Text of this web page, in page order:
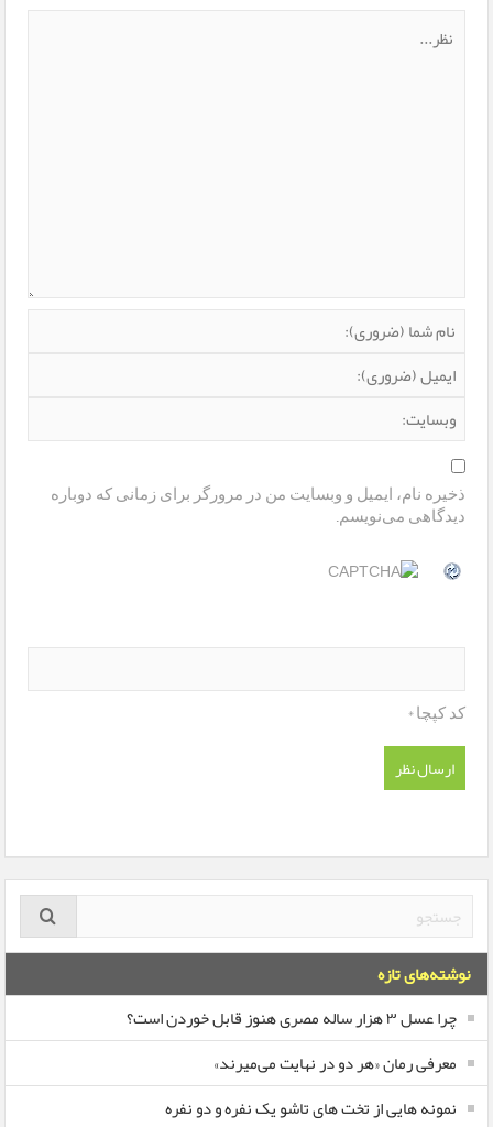
ذخیره نام، ایمیل و وبسایت من در مرورگر برای زمانی که دوباره
دیدگاهی می‌نویسم.
کد کپچا*
نوشته‌های تازه
چرا عسل ۳ هزار ساله‌ مصری هنوز قابل خوردن است؟
معرفی رمان «هر دو در نهایت می‌میرند»
نمونه هایی از تخت های تاشو یک نفره و دو نفره